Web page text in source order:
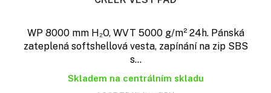
WP 8000 mm H₂O, WVT 5000 g/m² 24h. Pánská
zateplená softshellová vesta, zapínání na zip SBS
s...
Skladem na centrálním skladu